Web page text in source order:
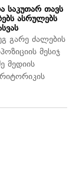
საკუთარ თავს
ასრულებს
გარე ძალების
მესიჯ
მედიის